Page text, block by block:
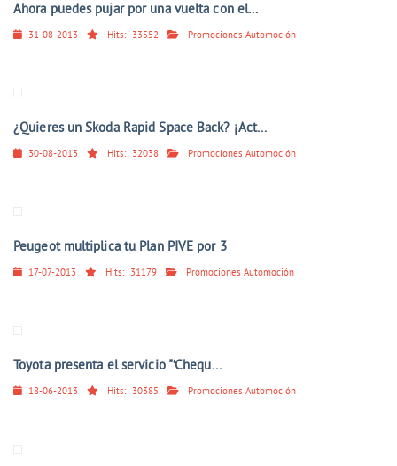
Ahora puedes pujar por una vuelta con el...
31-08-2013 Hits: 33552 Promociones Automoción
¿Quieres un Skoda Rapid Space Back? ¡Act...
30-08-2013 Hits: 32038 Promociones Automoción
Peugeot multiplica tu Plan PIVE por 3
17-07-2013 Hits: 31179 Promociones Automoción
Toyota presenta el servicio "‘Chequ...
18-06-2013 Hits: 30385 Promociones Automoción